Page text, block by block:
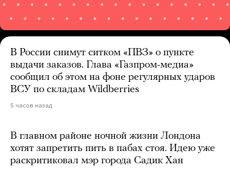
В России снимут ситком «ПВЗ» о пункте
выдачи заказов. Глава «Газпром-медиа»
сообщил об этом на фоне регулярных ударов
ВСУ по складам Wildberries
5 часов назад
В главном районе ночной жизни Лондона
хотят запретить пить в пабах стоя. Идею уже
раскритиковал мэр города Садик Хан